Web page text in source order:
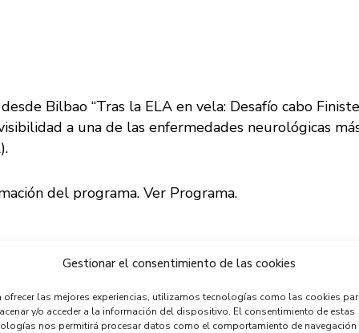
Gestionar el consentimiento de las cookies
ofrecer las mejores experiencias, utilizamos tecnologías como las cookies
y/o acceder a la información del dispositivo. El consentimiento de estas
nos permitirá procesar datos como el comportamiento de navegación
Bilbao “Tras la ELA en vela: Desafío cabo
a una de las enfermedades neurológicas
del programa. Ver Programa.